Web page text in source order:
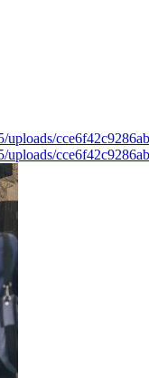
uploads/
uploads/